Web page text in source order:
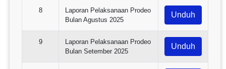
8
Laporan Pelaksanaan Prodeo
Bulan Agustus 2025
Unduh
9
Laporan Pelaksanaan Prodeo
Bulan Setember 2025
Unduh